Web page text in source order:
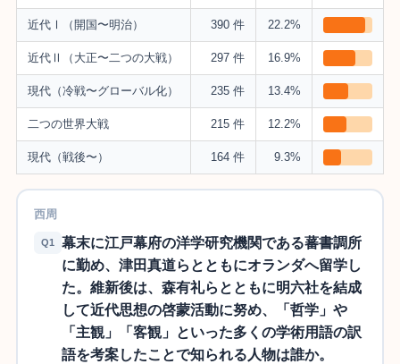
近代Ⅰ（開国〜明治） 390 件 22.2%
近代Ⅱ（大正〜二つの大戦） 297 件 16.9%
現代（冷戦〜グローバル化） 235 件 13.4%
二つの世界大戦 215 件 12.2%
現代（戦後〜） 164 件 9.3%
西周
Q1
幕末に江戸幕府の洋学研究機関である蕃書調所
に勤め、津田真道らとともにオランダへ留学し
た。維新後は、森有礼らとともに明六社を結成
して近代思想の啓蒙活動に努め、「哲学」や
「主観」「客観」といった多くの学術用語の訳
語を考案したことで知られる人物は誰か。